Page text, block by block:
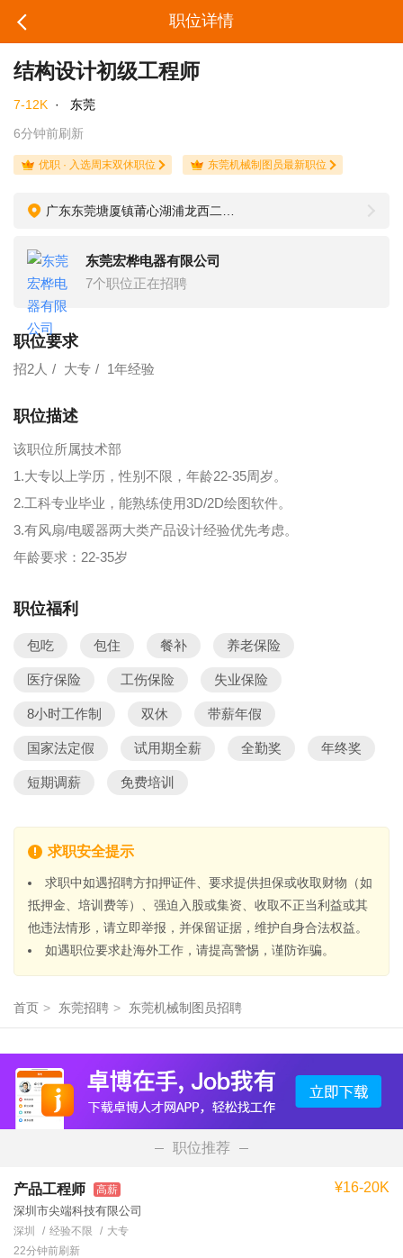
职位详情
结构设计初级工程师
7-12K ·
东莞
6分钟前刷新
优职 · 入选周末双休职位 东莞机械制图员最新职位
东莞宏桦电器有限公司
7个职位正在招聘
职位要求
招2人 大专 1年经验
职位描述
该职位所属技术部
1.大专以上学历，性别不限，年龄22-35周岁。
2.工科专业毕业，能熟练使用3D/2D绘图软件。
3.有风扇/电暖器两大类产品设计经验优先考虑。
年龄要求：22-35岁
职位福利
包吃 包住 餐补 养老保险
医疗保险 工伤保险 失业保险
8小时工作制 双休 带薪年假
国家法定假 试用期全薪 全勤奖 年终奖
短期调薪 免费培训
求职安全提示
求职中如遇招聘方扣押证件、要求提供担保或收取财物（如
抵押金、培训费等）、强迫入股或集资、收取不正当利益或其
他违法情形，请立即举报，并保留证据，维护自身合法权益。
如遇职位要求赴海外工作，请提高警惕，谨防诈骗。
首页 > 东莞招聘 > 东莞机械制图员招聘
职位推荐
产品工程师 高薪
深圳市尖端科技有限公司
¥16-20K
深圳 经验不限
大专
22分钟前刷新